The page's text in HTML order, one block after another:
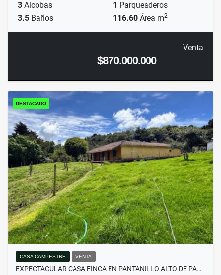
3 Alcobas 1 Parqueaderos
3.5 Baños 116.60 Área m2
Venta
$870.000.000
DESTACADO
CASA CAMPESTRE VENTA
EXPECTACULAR CASA FINCA EN PANTANILLO ALTO DE PA…